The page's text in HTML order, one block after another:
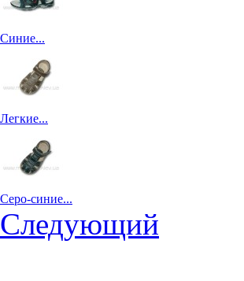
Синие...
Легкие...
Серо-синие...
Следующий